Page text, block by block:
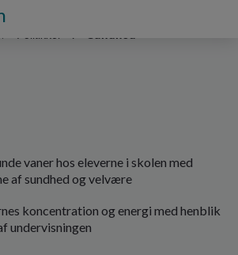
Politikker Sundhed
vaner hos eleverne i skolen med
af sundhed og velvære
koncentration og energi med henblik
undervisningen